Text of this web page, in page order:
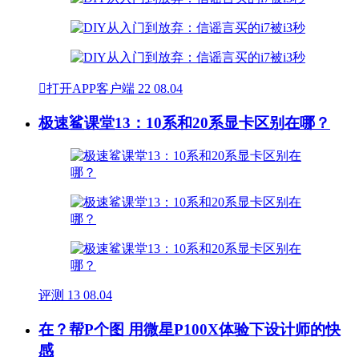
打开APP客户端 22 08.04
极速鲨课堂13：10系和20系显卡区别在哪？
评测 13 08.04
在？帮P个图 用微星P100X体验下设计师的快
感